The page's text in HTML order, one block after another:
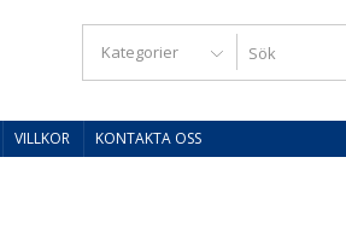
VILLKOR KONTAKTA OSS